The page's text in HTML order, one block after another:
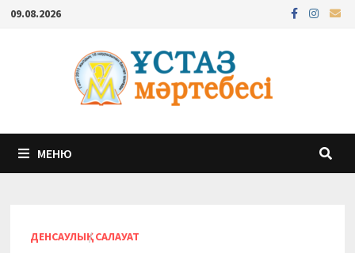
Перейти
содержимому
09.08.2026
МЕНЮ
ДЕНСАУЛЫҚ/САЛАУАТ